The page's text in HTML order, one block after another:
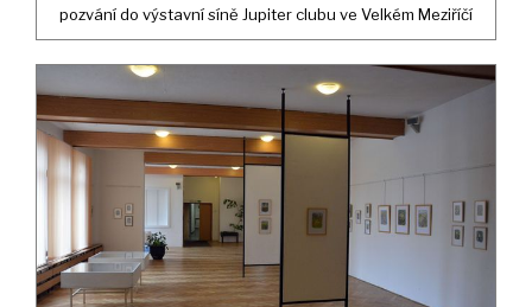
pozvání do výstavní síně Jupiter clubu ve Velkém Meziříčí